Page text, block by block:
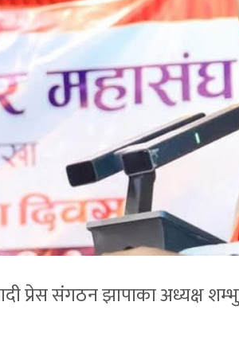
प्रेस संगठन झापाका अध्यक्ष